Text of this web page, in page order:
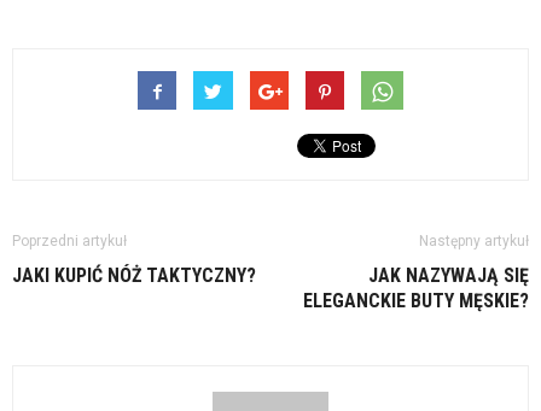
Poprzedni artykuł
JAKI KUPIĆ NÓŻ TAKTYCZNY?
Następny artykuł
JAK NAZYWAJĄ SIĘ
ELEGANCKIE BUTY MĘSKIE?